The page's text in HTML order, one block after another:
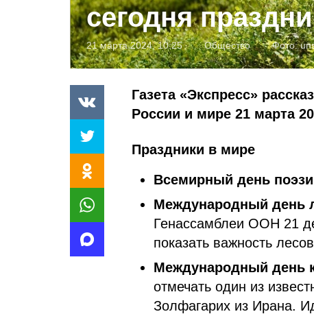
сегодня
21 марта 2024, 10:25 Общество Фото:
Газета «Экспресс»
России и мире 21 марта
Праздники в мире
Всемирный день
Международный день
Генассамблеи ООН 21
показать важность
Международный день
отмечать один из
Золфагарих из Ирана.